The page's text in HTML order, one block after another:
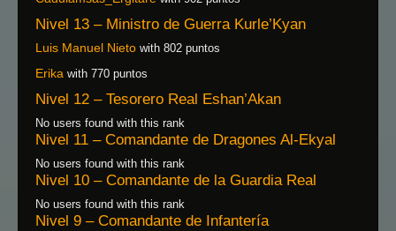
Nivel 13 – Ministro de Guerra Kurle’Kyan
Luis Manuel Nieto with 802 puntos
Erika with 770 puntos
Nivel 12 – Tesorero Real Eshan’Akan
No users found with this rank
Nivel 11 – Comandante de Dragones Al-Ekyal
No users found with this rank
Nivel 10 – Comandante de la Guardia Real
No users found with this rank
Nivel 9 – Comandante de Infantería